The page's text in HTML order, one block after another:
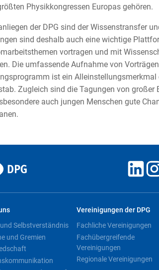
Physikkongressen Europas gehören.
der DPG sind der Wissenstransfer
sind deshalb auch eine wichtige
vortragen und mit
Die umfassende Aufnahme von
ist ein
Zugleich sind die Tagungen von großer
auch jungen Menschen gute
Selbstverständnis
und Gremien
Vereinigungen der DPG
Fachliche Vereinigungen
Fachübergreifende
Vereinigungen
Regionale Vereinigungen